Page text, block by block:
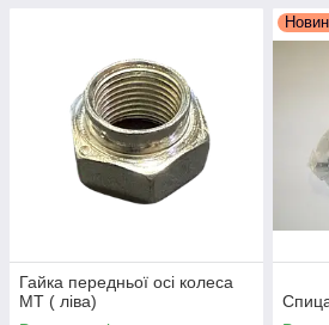
Гайка передньої осі колеса
МТ ( ліва)